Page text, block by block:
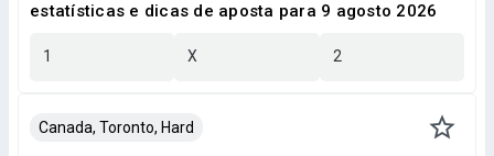
estatísticas e dicas de aposta para 9 agosto 2026
1 X 2
Canada, Toronto, Hard